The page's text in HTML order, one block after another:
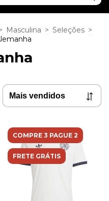
Masculina > Seleções >
COMPRE 3 PAGUE 2
FRETE GRÁTIS